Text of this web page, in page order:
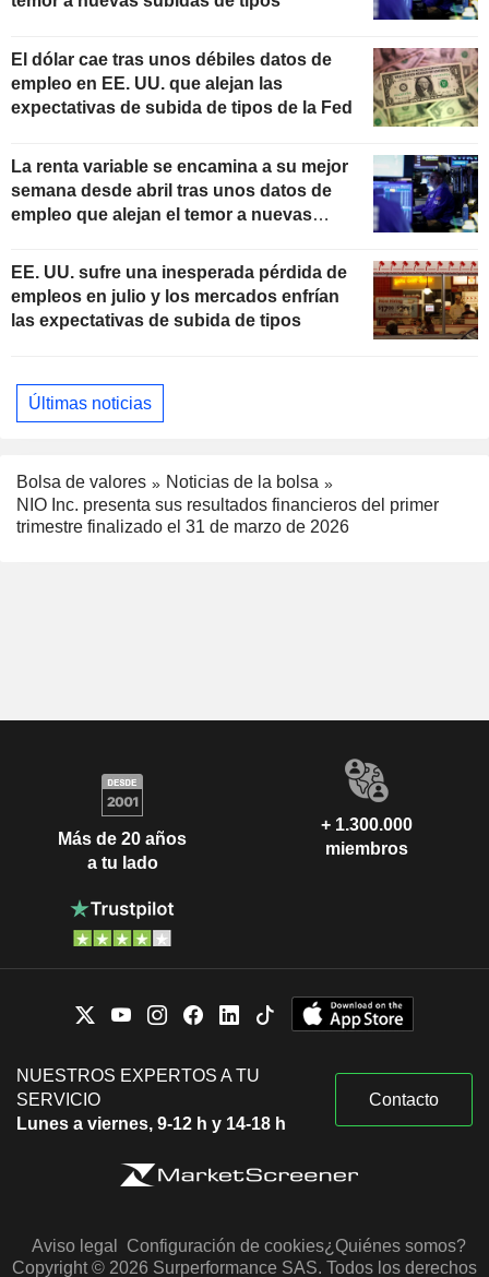
El dólar cae tras unos débiles datos de
empleo en EE. UU. que alejan las
expectativas de subida de tipos de la Fed
La renta variable se encamina a su mejor
semana desde abril tras unos datos de
empleo que alejan el temor a nuevas
EE. UU. sufre una inesperada pérdida de
empleos en julio y los mercados enfrían
las expectativas de subida de tipos
Últimas noticias
Bolsa de valores
Noticias de la bolsa
NIO Inc. presenta sus resultados financieros del primer
trimestre finalizado el 31 de marzo de 2026
Más de 20 años
a tu lado
+ 1.300.000
miembros
NUESTROS EXPERTOS A TU
SERVICIO
Lunes a viernes, 9-12 h y 14-18 h
Contacto
Aviso legal Configuración de cookies¿Quiénes somos?
Copyright © 2026 Surperformance SAS. Todos los derechos